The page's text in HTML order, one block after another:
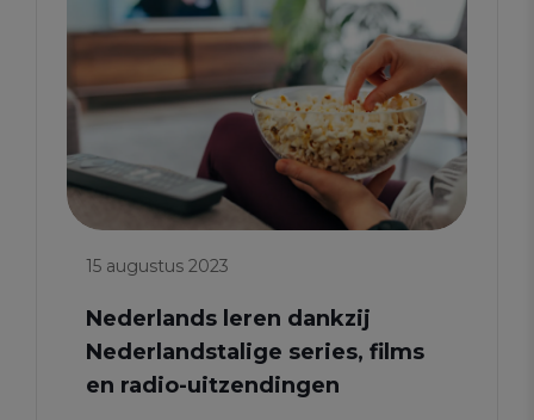
15 augustus 2023
Nederlands leren dankzij
Nederlandstalige series, films
en radio-uitzendingen